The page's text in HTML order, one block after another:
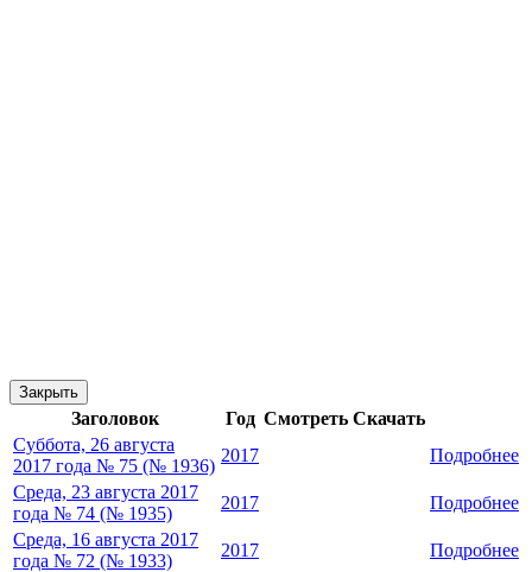
Закрыть
Заголовок Год Смотреть Скачать
Суббота, 26 августа
2017 года № 75 (№ 1936)
2017
Подробнее
Среда, 23 августа 2017
года № 74 (№ 1935)
2017
Подробнее
Среда, 16 августа 2017
года № 72 (№ 1933)
2017
Подробнее